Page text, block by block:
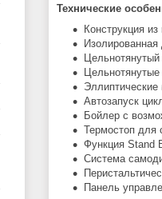
Технические
Конструкция
Автозапуск
Бойлер с
Термостоп для
Функция Stand
Система
Панель